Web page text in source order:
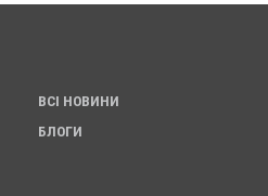
ВСІ НОВИНИ
БЛОГИ